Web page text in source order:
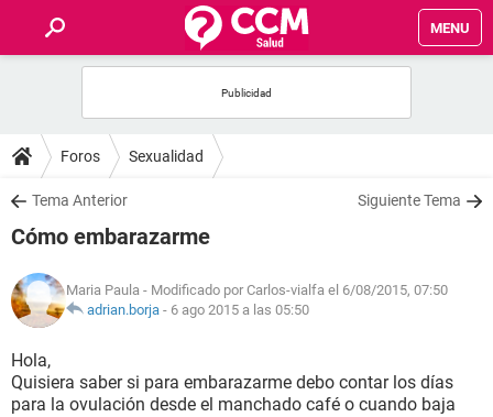
MENU
FOROS
SALUD
NUTRICIÓN
BIENESTAR
Foros Sexualidad
Tema Anterior Siguiente Tema
Cómo embarazarme
Maria Paula - Modificado por Carlos-vialfa el 6/08/2015, 07:50
adrian.borja - 6 ago 2015 a las 05:50
Hola,
Quisiera saber si para embarazarme debo contar los días
para la ovulación desde el manchado café o cuando baja